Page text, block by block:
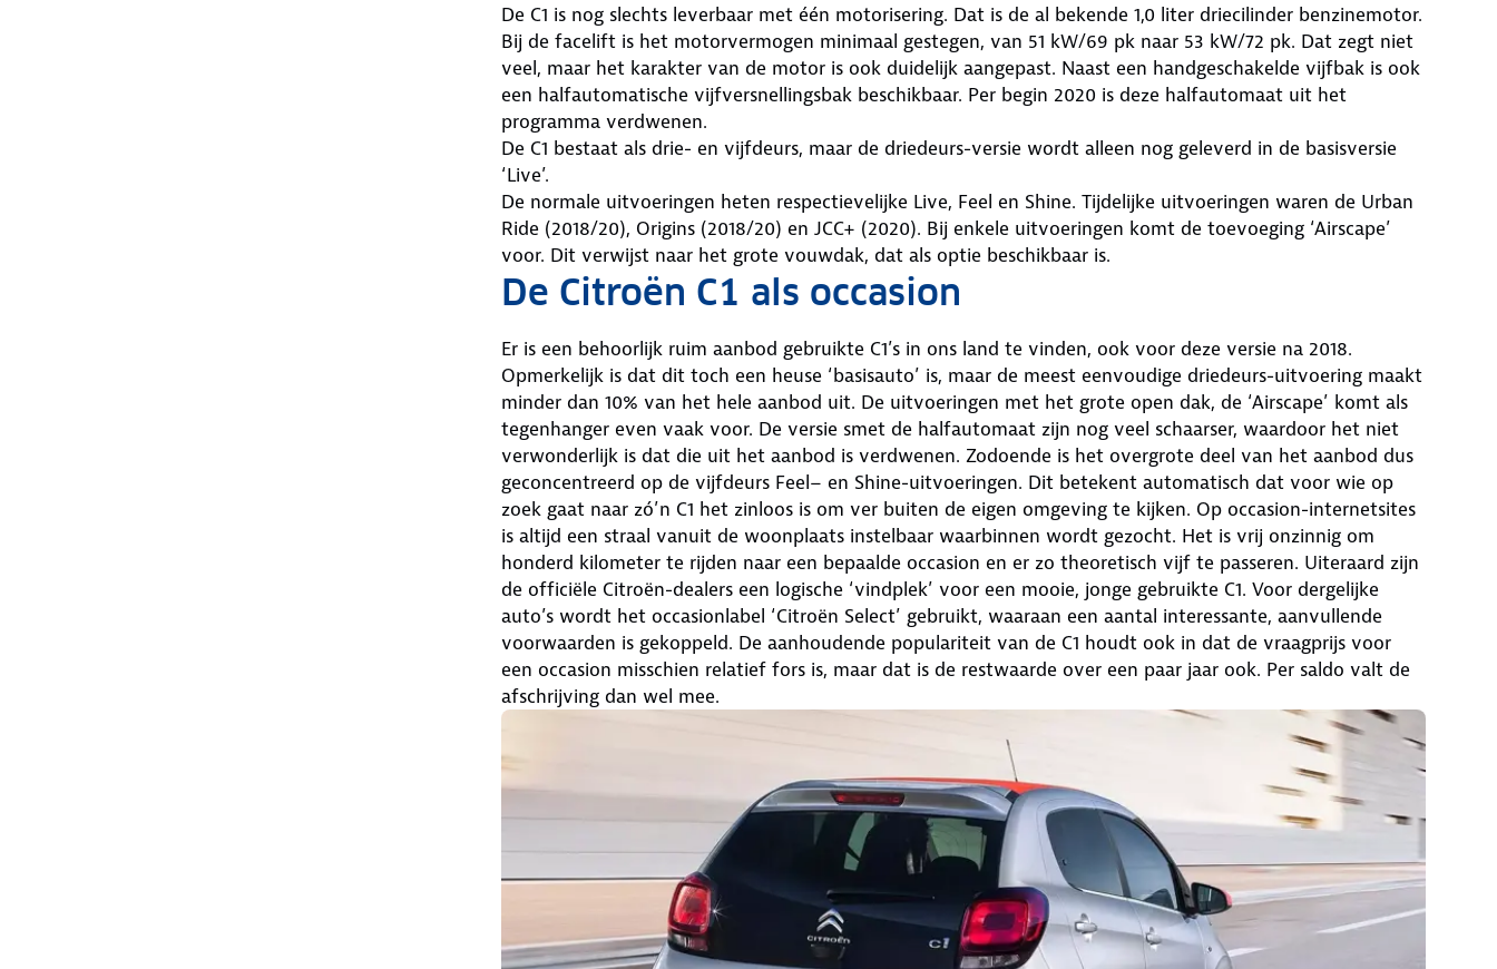
De C1 is nog slechts leverbaar met één motorisering. Dat is de al bekende 1,0 liter driecilinder benzinemotor.
Bij de facelift is het motorvermogen minimaal gestegen, van 51 kW/69 pk naar 53 kW/72 pk. Dat zegt niet
veel, maar het karakter van de motor is ook duidelijk aangepast. Naast een handgeschakelde vijfbak is ook
een halfautomatische vijfversnellingsbak beschikbaar. Per begin 2020 is deze halfautomaat uit het
programma verdwenen.
De C1 bestaat als drie- en vijfdeurs, maar de driedeurs-versie wordt alleen nog geleverd in de basisversie
‘Live’.
De normale uitvoeringen heten respectievelijke Live, Feel en Shine. Tijdelijke uitvoeringen waren de Urban
Ride (2018/20), Origins (2018/20) en JCC+ (2020). Bij enkele uitvoeringen komt de toevoeging ‘Airscape’
voor. Dit verwijst naar het grote vouwdak, dat als optie beschikbaar is.
De Citroën C1 als occasion
Er is een behoorlijk ruim aanbod gebruikte C1’s in ons land te vinden, ook voor deze versie na 2018.
Opmerkelijk is dat dit toch een heuse ‘basisauto’ is, maar de meest eenvoudige driedeurs-uitvoering maakt
minder dan 10% van het hele aanbod uit. De uitvoeringen met het grote open dak, de ‘Airscape’ komt als
tegenhanger even vaak voor. De versie smet de halfautomaat zijn nog veel schaarser, waardoor het niet
verwonderlijk is dat die uit het aanbod is verdwenen. Zodoende is het overgrote deel van het aanbod dus
geconcentreerd op de vijfdeurs Feel– en Shine-uitvoeringen. Dit betekent automatisch dat voor wie op
zoek gaat naar zó’n C1 het zinloos is om ver buiten de eigen omgeving te kijken. Op occasion-internetsites
is altijd een straal vanuit de woonplaats instelbaar waarbinnen wordt gezocht. Het is vrij onzinnig om
honderd kilometer te rijden naar een bepaalde occasion en er zo theoretisch vijf te passeren. Uiteraard zijn
de officiële Citroën-dealers een logische ‘vindplek’ voor een mooie, jonge gebruikte C1. Voor dergelijke
auto’s wordt het occasionlabel ‘Citroën Select’ gebruikt, waaraan een aantal interessante, aanvullende
voorwaarden is gekoppeld. De aanhoudende populariteit van de C1 houdt ook in dat de vraagprijs voor
een occasion misschien relatief fors is, maar dat is de restwaarde over een paar jaar ook. Per saldo valt de
afschrijving dan wel mee.